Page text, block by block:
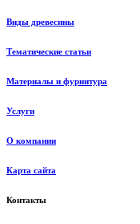
Виды древесины
Тематические статьи
Материалы и фурнитура
Услуги
О компании
Карта сайта
Контакты